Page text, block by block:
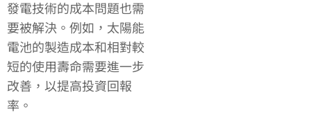
發電技術的成本問題也需
要被解決。例如，太陽能
電池的製造成本和相對較
短的使用壽命需要進一步
改善，以提高投資回報
率。